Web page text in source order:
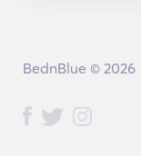
BednBlue © 2026